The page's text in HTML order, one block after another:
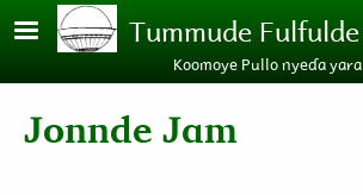
Skip to main contentTummude Fulfulde
Koomoye Pullo nyeɗa yara
Jonnde Jam